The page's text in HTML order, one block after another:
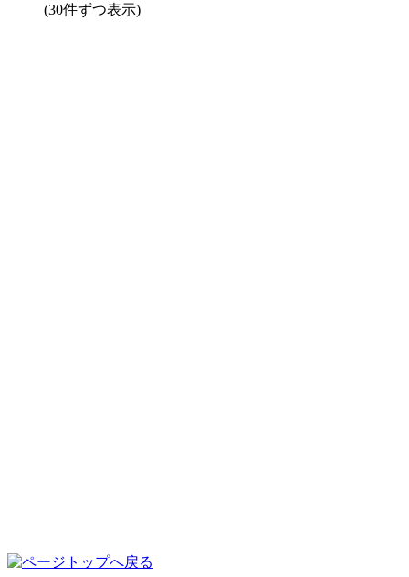
(30件ずつ表示)